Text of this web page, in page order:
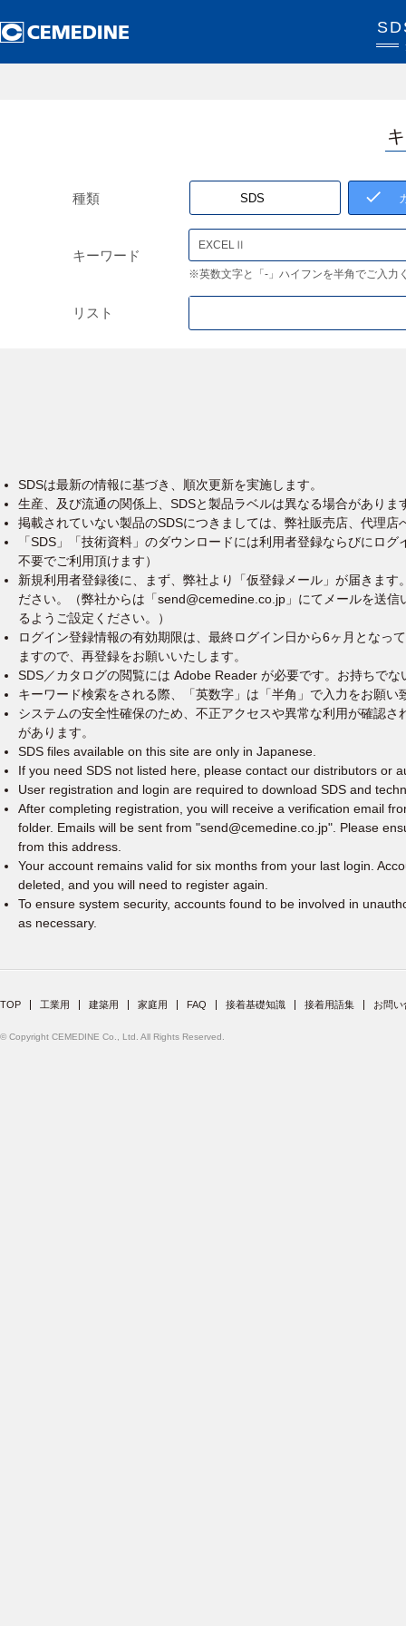
種類 SDS
キーワード
※英数文字と「-」ハイフンを半角でご入力
リスト
SDSは最新の情報に基づき、順次更新を実施します。
生産、及び流通の関係上、SDSと製品ラベルは異なる場合がありま
掲載されていない製品のSDSにつきましては、弊社販売店、代理店
「SDS」「技術資料」のダウンロードには利用者登録ならびにロ
不要でご利用頂けます）
新規利用者登録後に、まず、弊社より「仮登録メール」が届きま
ださい。（弊社からは「send@cemedine.co.jp」にてメールを送
るようご設定ください。）
ログイン登録情報の有効期限は、最終ログイン日から6ヶ月となっ
ますので、再登録をお願いいたします。
SDS／カタログの閲覧には Adobe Reader が必要です。お持ちで
キーワード検索をされる際、「英数字」は「半角」で入力をお願
システムの安全性確保のため、不正アクセスや異常な利用が確認
があります。
SDS files available on this site are only in Japanese.
If you need SDS not listed here, please contact our distributors or
User registration and login are required to download SDS and
After completing registration, you will receive a verification email
folder. Emails will be sent from "send@cemedine.co.jp". Please
from this address.
Your account remains valid for six months from your last login.
deleted, and you will need to register again.
To ensure system security, accounts found to be involved in
as necessary.
TOP 工業用 建築用 家庭用 FAQ 接着基礎知識 接着用語集 お問い
© Copyright CEMEDINE Co., Ltd. All Rights Reserved.